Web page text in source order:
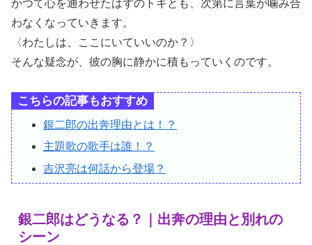
かつて心を通わせたはずのトキとも、次第に言葉が噛み合
わなくなっていきます。
〈わたしは、ここにいていいのか？〉
そんな疑念が、彼の胸に静かに積もっていくのです。
こちらの記事もおすすめ
銀二郎の出奔理由とは！？
主題歌の歌手は誰！？
吉沢亮は何話から登場？
銀二郎はどうなる？｜出奔の理由と別れの
シーン